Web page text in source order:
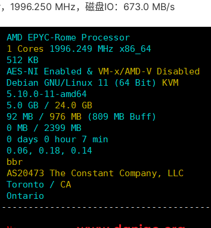
1996.250 MHz，磁盘IO：673.0 MB/s